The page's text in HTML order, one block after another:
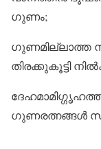
ഗുണം;
ഗുണമില്ലാത്ത
തിരക്കുകൂട്ടി
ഗുണരത്നങ്ങൾ